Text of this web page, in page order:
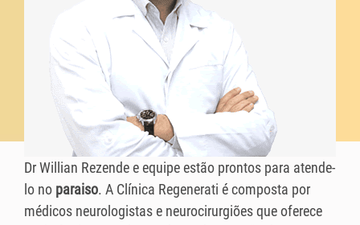
Dr Willian Rezende e equipe estão prontos para atende-
lo no paraiso. A Clínica Regenerati é composta por
médicos neurologistas e neurocirurgiões que oferece